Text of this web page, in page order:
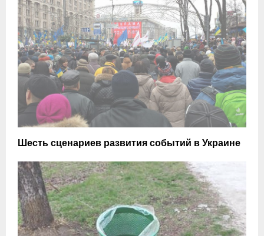
Шесть сценариев развития событий в Украине